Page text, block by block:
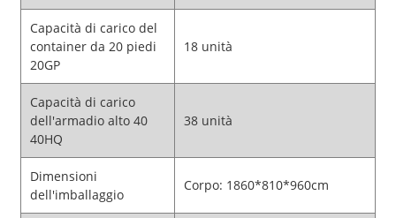
Capacità di carico del
container da 20 piedi
20GP
18 unità
Capacità di carico
dell'armadio alto 40
40HQ
38 unità
Dimensioni
dell'imballaggio
Corpo: 1860*810*960cm